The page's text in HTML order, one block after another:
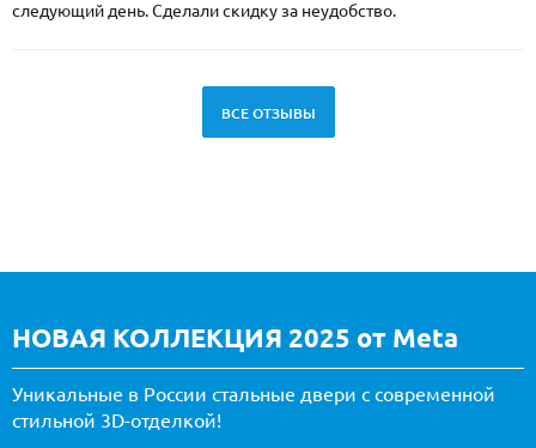
следующий день. Сделали скидку за неудобство.
ВСЕ ОТЗЫВЫ
НОВАЯ КОЛЛЕКЦИЯ 2025 от Meta
Уникальные в России стальные двери с современной
стильной 3D-отделкой!